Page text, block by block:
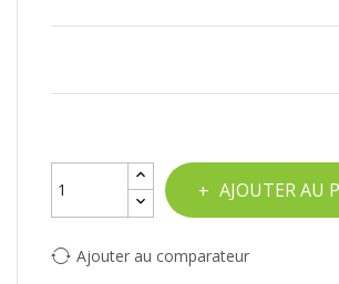
AJOUTER AU
Ajouter au comparateur